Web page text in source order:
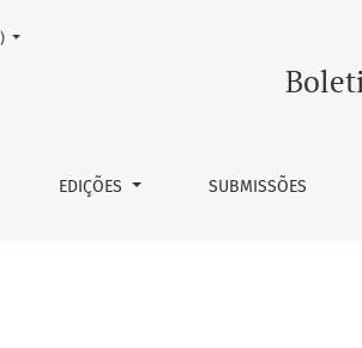
pela Primeiríssima Infância
EDIÇÕES SUBMISSÕES
atual é: